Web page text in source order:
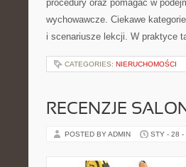
procedury oraz pomagać w
wychowawcze. Ciekawe
i scenariusze lekcji. W praktyce
CATEGORIES: NIERUCHOMOŚCI
RECENZJE
POSTED BY ADMIN STY - 28 -